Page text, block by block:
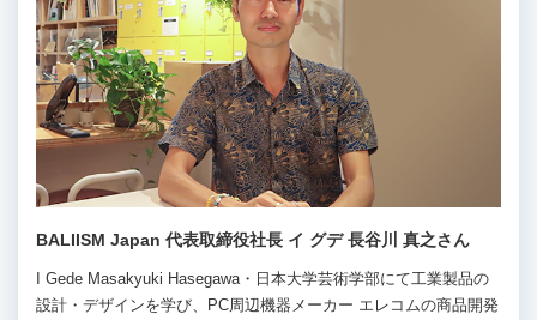
BALIISM Japan 代表取締役社長 イ グデ 長谷川 真之さん
I Gede Masakyuki Hasegawa・日本大学芸術学部にて工業製品の
設計・デザインを学び、PC周辺機器メーカー エレコムの商品開発